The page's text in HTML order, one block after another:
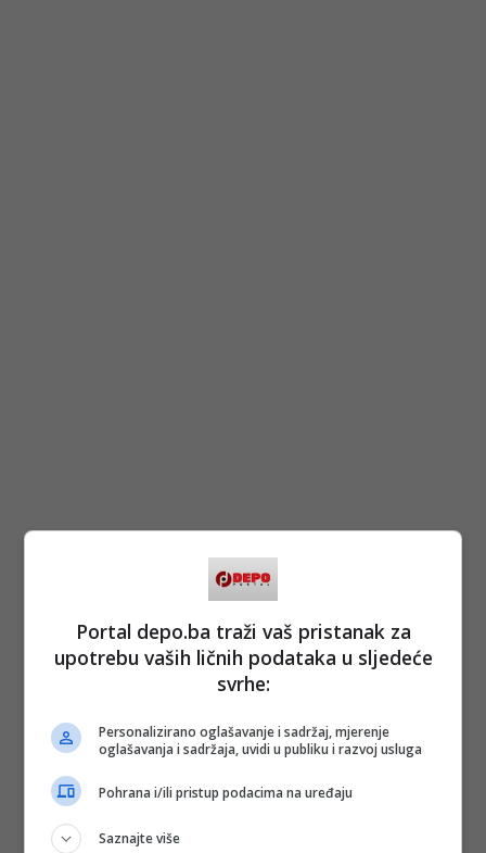
Portal depo.ba traži vaš pristanak za
upotrebu vaših ličnih podataka u sljedeće
svrhe:
Personalizirano oglašavanje i sadržaj, mjerenje
oglašavanja i sadržaja, uvidi u publiku i razvoj usluga
Pohrana i/ili pristup podacima na uređaju
Saznajte više